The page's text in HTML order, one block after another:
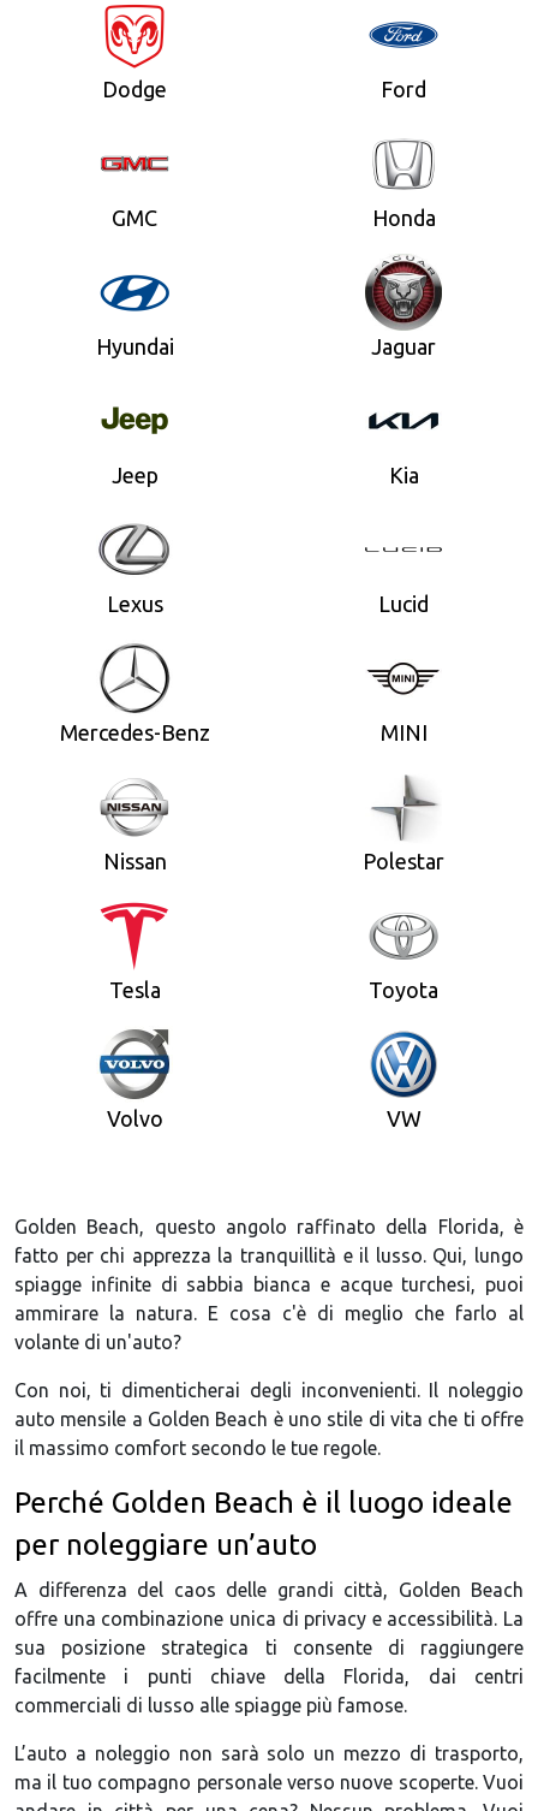
Dodge Ford
GMC Honda
Hyundai Jaguar
Jeep Kia
Lexus Lucid
Mercedes-Benz MINI
Nissan Polestar
Tesla Toyota
Volvo VW
Golden Beach, questo angolo raffinato della Florida, è
fatto per chi apprezza la tranquillità e il lusso. Qui, lungo
spiagge infinite di sabbia bianca e acque turchesi, puoi
ammirare la natura. E cosa c'è di meglio che farlo al
volante di un'auto?
Con noi, ti dimenticherai degli inconvenienti. Il noleggio
auto mensile a Golden Beach è uno stile di vita che ti offre
il massimo comfort secondo le tue regole.
Perché Golden Beach è il luogo ideale
per noleggiare un’auto
A differenza del caos delle grandi città, Golden Beach
offre una combinazione unica di privacy e accessibilità. La
sua posizione strategica ti consente di raggiungere
facilmente i punti chiave della Florida, dai centri
commerciali di lusso alle spiagge più famose.
L’auto a noleggio non sarà solo un mezzo di trasporto,
ma il tuo compagno personale verso nuove scoperte. Vuoi